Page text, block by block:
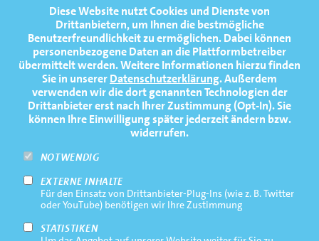
Diese Website nutzt Cookies und Dienste von
Drittanbietern, um Ihnen die bestmögliche
Benutzerfreundlichkeit zu ermöglichen.Dabei können
personenbezogene Daten an die Plattformbetreiber
übermittelt werden. Weitere Informationen hierzu finden
Sie in unsererDatenschutzerklärung. Außerdem
verwenden wir die dort genannten Technologien der
Drittanbieter erst nach Ihrer Zustimmung (Opt-In). Sie
können Ihre Einwilligung später jederzeit ändern bzw.
widerrufen.
NOTWENDIG
EXTERNE INHALTE
Für den Einsatz von Drittanbieter-Plug-Ins (wie z. B. Twitter
oder YouTube) benötigen wir Ihre Zustimmung
STATISTIKEN
FOOTERNAVIGATION
NEWS
TERMINE
MEDIATHEK
PRESSE
FAQ
NEWSLETTER
Footernavigation
Bottom
Impressum